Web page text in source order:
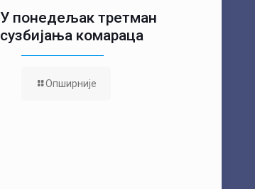
У понедељак третман
сузбијања комараца
Опширније